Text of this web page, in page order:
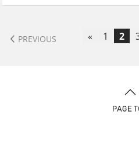
PREVIOUS « 1 2